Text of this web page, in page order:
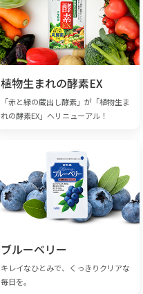
植物生まれの酵素EX
「赤と緑の蔵出し酵素」が「植物生ま
れの酵素EX」へリニューアル！
ブルーベリー
キレイなひとみで、くっきりクリアな
毎日を。